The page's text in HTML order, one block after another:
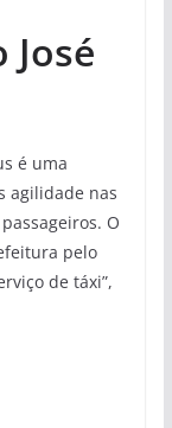
é uma
agilidade nas
O
pelo
de táxi”,